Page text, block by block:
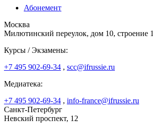
Абонемент
Москва
Милютинский переулок, дом 10, строение 1
Курсы / Экзамены:
+7 495 902-69-34 , scc@ifrussie.ru
Медиатека:
+7 495 902-69-34 , info-france@ifrussie.ru
Санкт-Петербург
Невский проспект, 12